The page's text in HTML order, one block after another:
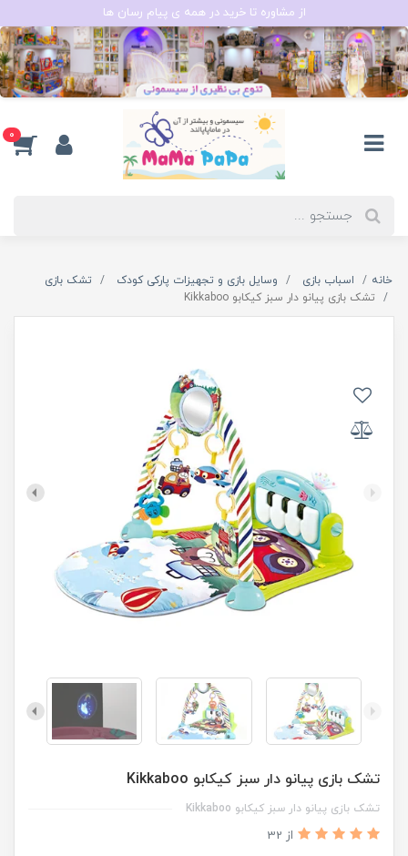
از مشاوره تا خرید در همه ی پیام رسان ها
0
خانه اسباب بازی وسایل بازی و تجهیزات پارکی کودک
تشک بازی
تشک بازی پیانو دار سبز کیکابو Kikkaboo
تشک بازی پیانو دار سبز کیکابو Kikkaboo
تشک بازی پیانو دار سبز کیکابو Kikkaboo
از 32